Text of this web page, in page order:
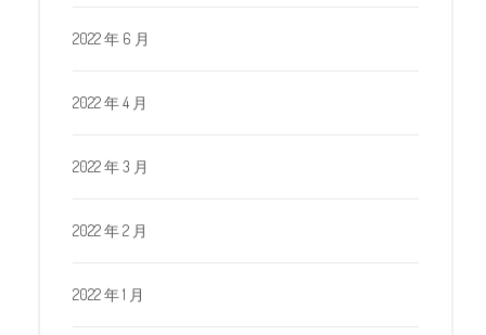
2022 年 6 月
2022 年 4 月
2022 年 3 月
2022 年 2 月
2022 年 1 月